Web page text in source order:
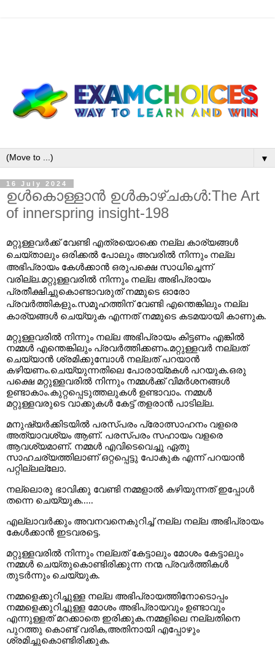
▼
16 July 2024
ഉൾകൊള്ളാൻ ഉൾകാഴ്ചകൾ:The Art
of innerspring insight-198
മറ്റുള്ളവർക്ക് വേണ്ടി എത്രയൊക്കെ നല്ല കാര്യങ്ങൾ
ചെയ്താലും ഒരിക്കൽ പോലും അവരിൽ നിന്നും നല്ല
അഭിപ്രായം കേൾക്കാൻ ഒരുപക്ഷെ സാധിച്ചെന്ന്
വരില്ല.മറ്റുള്ളവരിൽ നിന്നും നല്ല അഭിപ്രായം
പ്രതീക്ഷിച്ചുകൊണ്ടാവരുത് നമ്മുടെ ഓരോ
പ്രവർത്തികളും.സമൂഹത്തിന് വേണ്ടി എന്തെങ്കിലും നല്ല
കാര്യങ്ങൾ ചെയ്യുക എന്നത് നമ്മുടെ കടമയായി കാണുക.
മറ്റുള്ളവരിൽ നിന്നും നല്ല അഭിപ്രായം കിട്ടണം എങ്കിൽ
നമ്മൾ എന്തെങ്കിലും പ്രവർത്തിക്കണം.മറ്റുള്ളവർ നല്ലത്
ചെയ്യാൻ ശ്രമിക്കുമ്പോൾ നല്ലത് പറയാൻ
കഴിയണം.ചെയ്യുന്നതിലെ പോരായ്മകൾ പറയുക.ഒരു
പക്ഷെ മറ്റുള്ളവരിൽ നിന്നും നമ്മൾക്ക് വിമർശനങ്ങൾ
ഉണ്ടാകാം.കുറ്റപ്പെടുത്തലുകൾ ഉണ്ടാവാം. നമ്മൾ
മറ്റുള്ളവരുടെ വാക്കുകൾ കേട്ട് തളരാൻ പാടില്ല.
മനുഷ്യർക്കിടയിൽ പരസ്പരം പ്രോത്സാഹനം വളരെ
അത്യാവശ്യം ആണ്. പരസ്പരം സഹായം വളരെ
ആവശ്യമാണ്. നമ്മൾ എവിടെവെച്ചു ഏതു
സാഹചര്യത്തിലാണ് ഒറ്റപ്പെട്ടു പോകുക എന്ന് പറയാൻ
പറ്റില്ലല്ലോ.
നല്ലൊരു ഭാവിക്കു വേണ്ടി നമ്മളാൽ കഴിയുന്നത് ഇപ്പോൾ
തന്നെ ചെയ്യുക.....
എല്ലാവർക്കും അവനവനെകുറിച്ച് നല്ല നല്ല അഭിപ്രായം
കേൾക്കാൻ ഇടവരട്ടെ.
മറ്റുള്ളവരിൽ നിന്നും നല്ലത് കേട്ടാലും മോശം കേട്ടാലും
നമ്മൾ ചെയ്തുകൊണ്ടിരിക്കുന്ന നന്മ പ്രവർത്തികൾ
തുടർന്നും ചെയ്യുക.
നമ്മളെക്കുറിച്ചുള്ള നല്ല അഭിപ്രായത്തിനോടൊപ്പം
നമ്മളെക്കുറിച്ചുള്ള മോശം അഭിപ്രായവും ഉണ്ടാവും
എന്നുള്ളത് മറക്കാതെ ഇരിക്കുക.നമ്മളിലെ നല്ലതിനെ
പുറത്തു കൊണ്ട് വരിക,അതിനായി എപ്പോഴും
ശ്രമിച്ചുകൊണ്ടിരിക്കുക.